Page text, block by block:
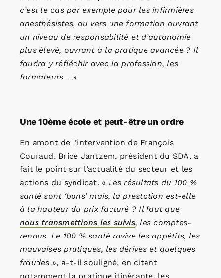
c’est le cas par exemple pour les infirmières
anesthésistes, ou vers une formation ouvrant
un niveau de responsabilité et d’autonomie
plus élevé, ouvrant à la pratique avancée ? Il
faudra y réfléchir avec la profession, les
formateurs… »
Une 10ème école et peut-être un ordre
En amont de l’intervention de François
Couraud, Brice Jantzem, président du SDA, a
fait le point sur l’actualité du secteur et les
actions du syndicat. « Les résultats du 100 %
santé sont ‘bons’ mais, la prestation est-elle
à la hauteur du prix facturé ? Il faut que
nous transmettions les suivis, les comptes-
rendus. Le 100 % santé ravive les appétits, les
mauvaises pratiques, les dérives et quelques
fraudes », a-t-il souligné, en citant
notamment la pratique itinérante, les